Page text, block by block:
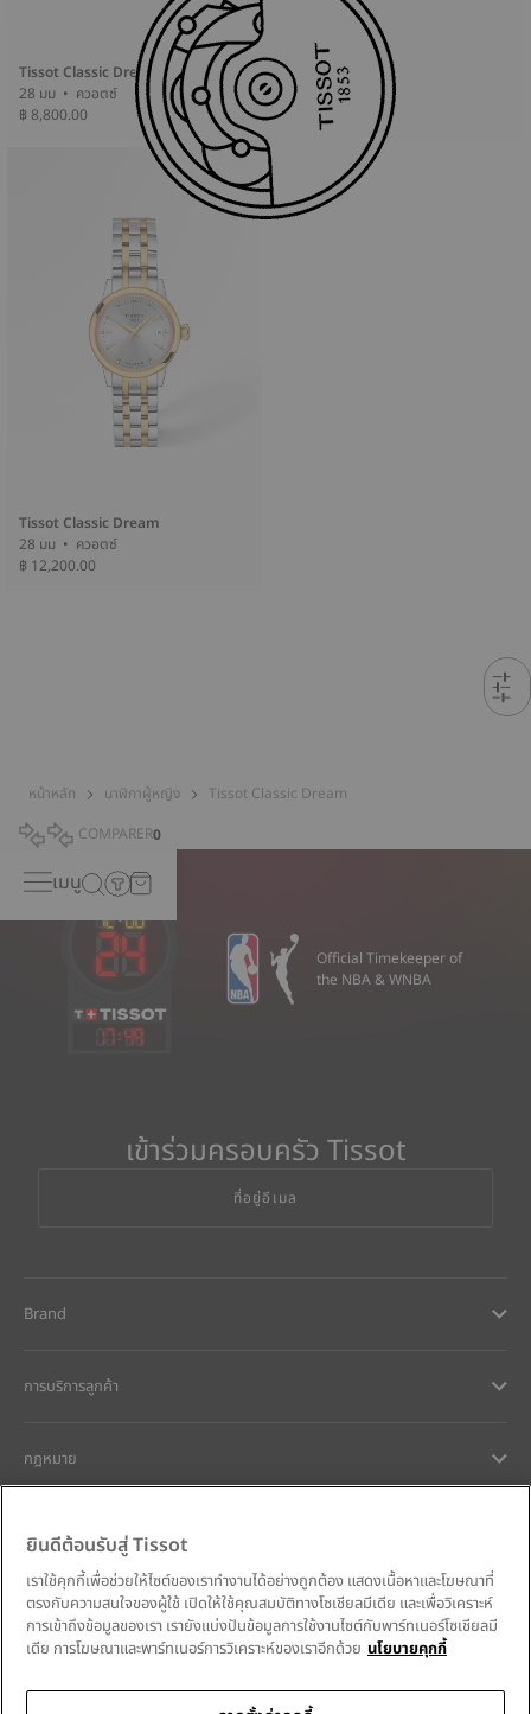
Tissot Classic Dream
28 มม • ควอตซ์
฿ 8,800.00
Tissot Classic Dream
28 มม • ควอตซ์
฿ 12,200.00
หน้าหลัก นาฬิกาผู้หญิง
Tissot Classic Dream
COMPARER0
เมนู
17:49
Official Timekeeper of
the NBA & WNBA
เข้าร่วมครอบครัว Tissot
ที่อยู่อีเมล
Brand
การบริการลูกค้า
กฎหมาย
การช่วยเหลือและติดต่อ
ความมุ่งมั่นของเรา
ยินดีต้อนรับสู่ Tissot
เราใช้คุกกี้เพื่อช่วยให้ไซต์ของเราทำงานได้อย่างถูกต้อง แสดงเนื้อหาและโฆษณาที่
ตรงกับความสนใจของผู้ใช้ เปิดให้ใช้คุณสมบัติทางโซเชียลมีเดีย และเพื่อวิเคราะห์
การเข้าถึงข้อมูลของเรา เรายังแบ่งปันข้อมูลการใช้งานไซต์กับพาร์ทเนอร์โซเชียลมี
เดีย การโฆษณาและพาร์ทเนอร์การวิเคราะห์ของเราอีกด้วย นโยบายคุกกี้